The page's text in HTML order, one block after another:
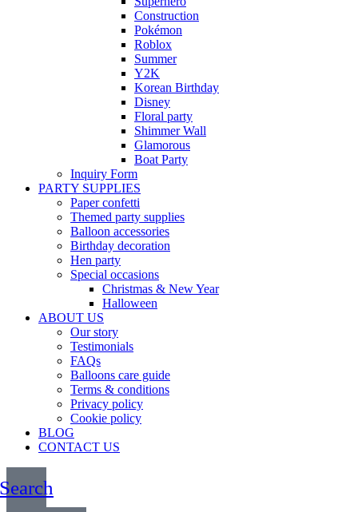
Construction
Pokémon
Roblox
Summer
Y2K
Korean Birthday
Disney
Floral party
Shimmer Wall
Glamorous
Boat Party
Inquiry Form
PARTY SUPPLIES
Paper confetti
Themed party supplies
Balloon accessories
Birthday decoration
Hen party
Special occasions
Christmas & New Year
Halloween
ABOUT US
Our story
Testimonials
FAQs
Balloons care guide
Terms & conditions
Privacy policy
Cookie policy
BLOG
CONTACT US
Search